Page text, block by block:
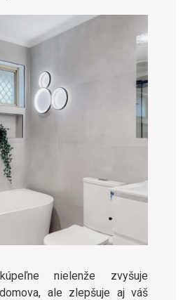
nielenže zvyšuje
ale zlepšuje aj váš